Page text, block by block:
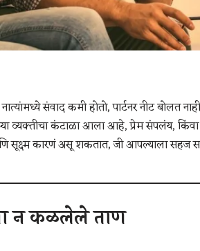
संवाद कमी होतो, पार्टनर नीट बोलत
व्यक्तीचा कंटाळा आला आहे, प्रेम संपलंय,
सूक्ष्म कारणं असू शकतात, जी आपल्याला सहज
न कळलेले ताण